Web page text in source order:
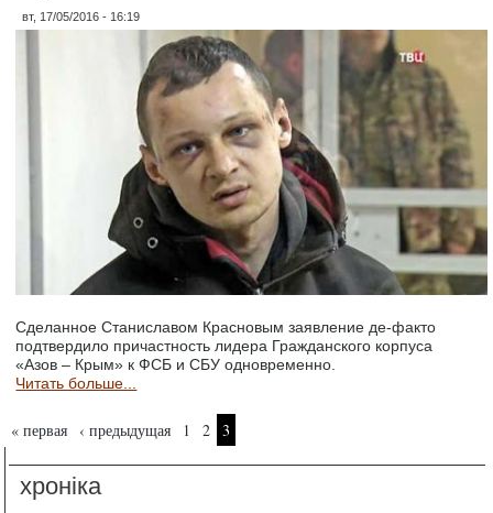
вт, 17/05/2016 - 16:19
Сделанное Станиславом Красновым заявление де-факто
подтвердило причастность лидера Гражданского корпуса
«Азов – Крым» к ФСБ и СБУ одновременно.
Читать больше...
Страницы
« первая ‹ предыдущая 1 2 3
хроніка